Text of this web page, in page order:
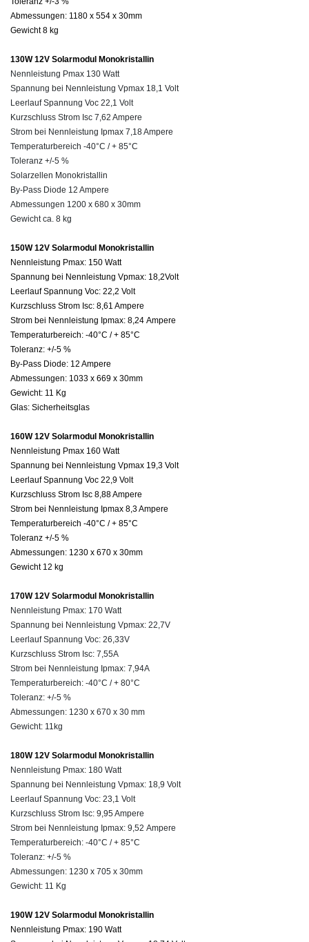
Abmessungen: 1180 x 554 x 30mm
Gewicht 8 kg
130W 12V Solarmodul Monokristallin
Nennleistung Pmax 130 Watt
Spannung bei Nennleistung Vpmax 18,1 Volt
Leerlauf Spannung Voc 22,1 Volt
Kurzschluss Strom Isc 7,62 Ampere
Strom bei Nennleistung Ipmax 7,18 Ampere
Temperaturbereich -40°C / + 85°C
Toleranz +/-5 %
Solarzellen Monokristallin
By-Pass Diode 12 Ampere
Abmessungen 1200 x 680 x 30mm
Gewicht ca. 8 kg
150W 12V Solarmodul Monokristallin
Nennleistung Pmax: 150 Watt
Spannung bei Nennleistung Vpmax: 18,2Volt
Leerlauf Spannung Voc: 22,2 Volt
Kurzschluss Strom Isc: 8,61 Ampere
Strom bei Nennleistung Ipmax: 8,24 Ampere
Temperaturbereich: -40°C / + 85°C
Toleranz: +/-5 %
By-Pass Diode: 12 Ampere
Abmessungen: 1033 x 669 x 30mm
Gewicht: 11 Kg
Glas: Sicherheitsglas
160W 12V Solarmodul Monokristallin
Nennleistung Pmax 160 Watt
Spannung bei Nennleistung Vpmax 19,3 Volt
Leerlauf Spannung Voc 22,9 Volt
Kurzschluss Strom Isc 8,88 Ampere
Strom bei Nennleistung Ipmax 8,3 Ampere
Temperaturbereich -40°C / + 85°C
Toleranz +/-5 %
Abmessungen: 1230 x 670 x 30mm
Gewicht 12 kg
170W 12V Solarmodul Monokristallin
Nennleistung Pmax: 170 Watt
Spannung bei Nennleistung Vpmax: 22,7V
Leerlauf Spannung Voc: 26,33V
Kurzschluss Strom Isc: 7,55A
Strom bei Nennleistung Ipmax: 7,94A
Temperaturbereich: -40°C / + 80°C
Toleranz: +/-5 %
Abmessungen: 1230 x 670 x 30 mm
Gewicht: 11kg
180W 12V Solarmodul Monokristallin
Nennleistung Pmax: 180 Watt
Spannung bei Nennleistung Vpmax: 18,9 Volt
Leerlauf Spannung Voc: 23,1 Volt
Kurzschluss Strom Isc: 9,95 Ampere
Strom bei Nennleistung Ipmax: 9,52 Ampere
Temperaturbereich: -40°C / + 85°C
Toleranz: +/-5 %
Abmessungen: 1230 x 705 x 30mm
Gewicht: 11 Kg
190W 12V Solarmodul Monokristallin
Nennleistung Pmax: 190 Watt